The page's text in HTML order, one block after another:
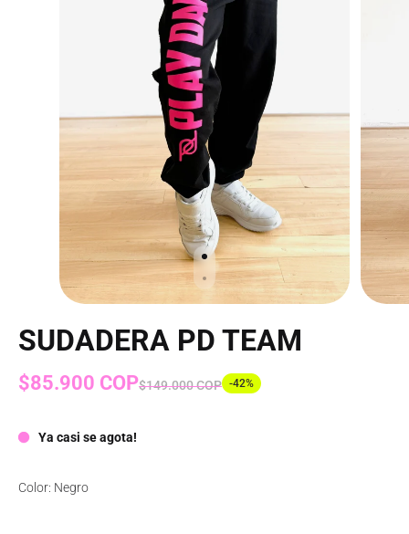
SUDADERA PD TEAM
$85.900 COP$149.000 COP -42%
Ya casi se agota!
Color: Negro